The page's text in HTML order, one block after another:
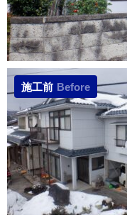
施工前 Before